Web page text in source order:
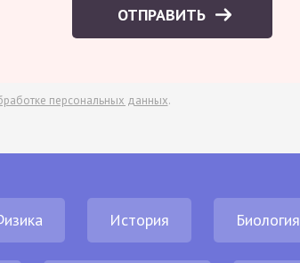
ОТПРАВИТЬ
персональных данных.
История Биология